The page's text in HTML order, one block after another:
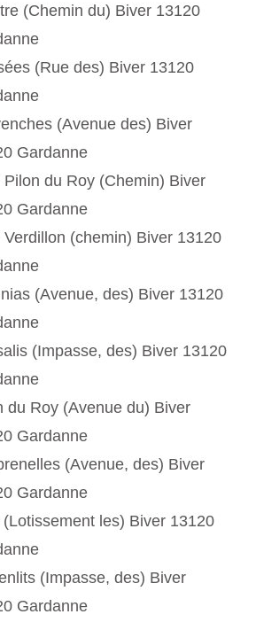
(Chemin du) Biver 13120
(Rue des) Biver 13120
(Avenue des) Biver
Gardanne
Pilon du Roy (Chemin) Biver
Gardanne
Verdillon (chemin) Biver 13120
(Avenue, des) Biver 13120
(Impasse, des) Biver 13120
du Roy (Avenue du) Biver
Gardanne
(Avenue, des) Biver
Gardanne
(Lotissement les) Biver 13120
(Impasse, des) Biver
Gardanne